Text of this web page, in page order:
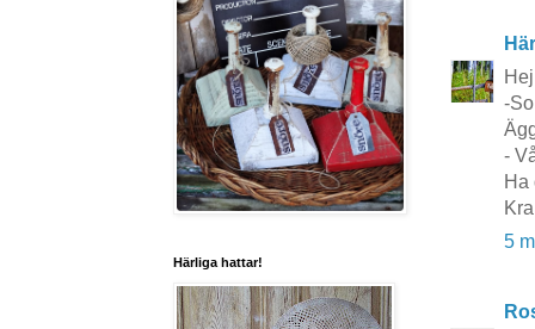
-
-
Ha
5
Härliga hattar!